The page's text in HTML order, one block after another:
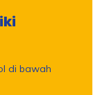
di bawah